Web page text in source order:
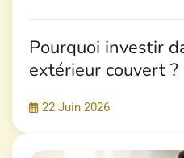
Pourquoi investir
extérieur couvert ?
22 Juin 2026